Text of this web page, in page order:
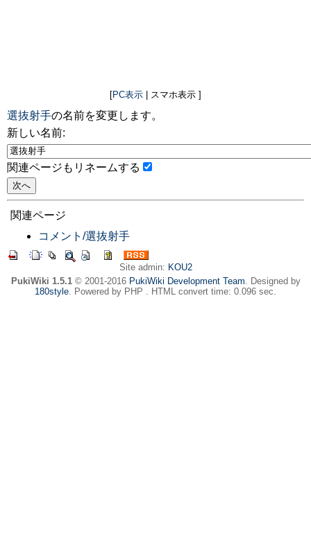
[PC表示 | スマホ表示 ]
選抜射手の名前を変更します。
新しい名前:
関連ページもリネームする
関連ページ
コメント/選抜射手
Site admin: KOU2
PukiWiki 1.5.1© 2001-2016 PukiWiki Development Team. Designed by
180style. Powered by PHP . HTML convert time: 0.096 sec.